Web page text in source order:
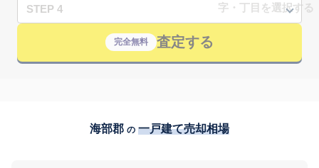
STEP 4
完全無料 査定する
海部郡 の 一戸建て売却相場